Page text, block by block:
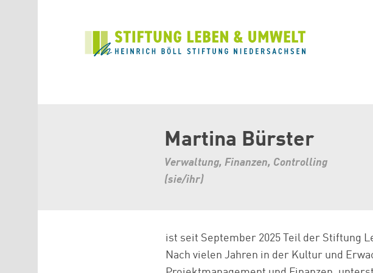
Martina Bürster
Verwaltung, Finanzen, Controlling
(sie/ihr)
ist seit September 2025 Teil der Stiftung
Nach vielen Jahren in der Kultur und